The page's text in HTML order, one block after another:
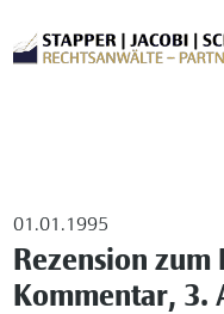
01.01.1995
Rezension zum
Kommentar, 3.